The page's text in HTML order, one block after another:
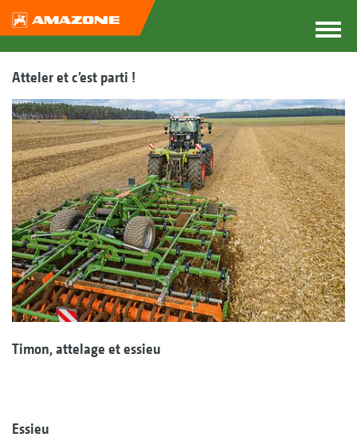
Atteler et c’est parti !
Timon, attelage et essieu
Essieu